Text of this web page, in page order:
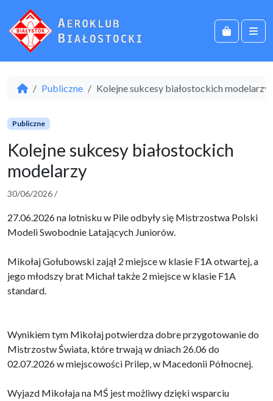
Skip to content
Skip to footer
Cart
HomePubliczne Kolejne sukcesy białostockich modelarzy
Publiczne
Kolejne sukcesy białostockich
modelarzy
30/06/2026/
27.06.2026 na lotnisku w Pile odbyły się Mistrzostwa Polski
Modeli Swobodnie Latających Juniorów.
Mikołaj Gołubowski zajął 2 miejsce w klasie F1A otwartej, a
jego młodszy brat Michał także 2 miejsce w klasie F1A
standard.
Wynikiem tym Mikołaj potwierdza dobre przygotowanie do
Mistrzostw Świata, które trwają w dniach 26.06 do
02.07.2026 w miejscowości Prilep, w Macedonii Północnej.
Wyjazd Mikołaja na MŚ jest możliwy dzięki wsparciu